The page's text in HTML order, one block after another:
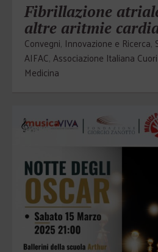
Fibrillazione
altre aritmie
Convegni, Innovazione e Ricerca,
AIFAC,Associazione Italiana
Medicina